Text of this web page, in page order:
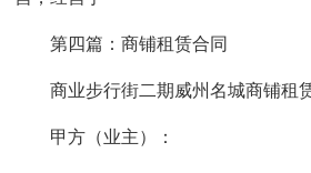
第四篇：商铺租赁合同
商业步行街二期威州名城商铺租
甲方（业主）：